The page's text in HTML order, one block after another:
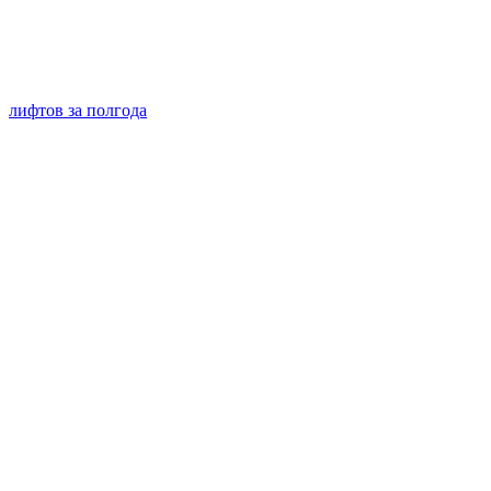
лифтов за полгода